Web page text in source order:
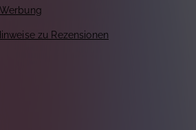
zu Rezensionen